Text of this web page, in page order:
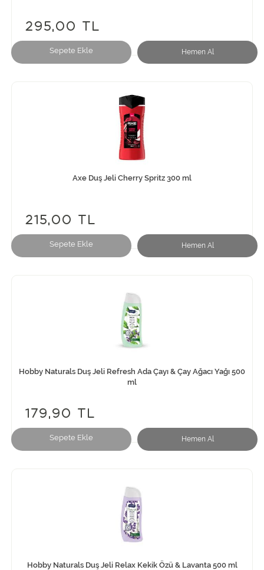
Sepete Ekle Hemen Al
295,00 TL
Sepete Ekle Hemen Al
Axe Duş Jeli Cherry Spritz 300 ml
215,00 TL
Sepete Ekle Hemen Al
Hobby Naturals Duş Jeli Refresh Ada Çayı & Çay Ağacı Yağı 500
ml
179,90 TL
Hobby Naturals Duş Jeli Relax Kekik Özü & Lavanta 500 ml